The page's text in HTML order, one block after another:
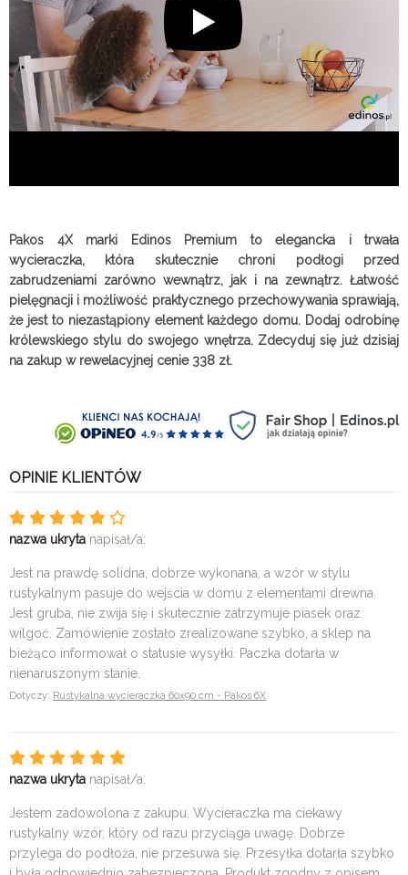
Pakos 4X marki Edinos Premium to elegancka i trwała
wycieraczka, która skutecznie chroni podłogi przed
zabrudzeniami zarówno wewnątrz, jak i na zewnątrz. Łatwość
pielęgnacji i możliwość praktycznego przechowywania sprawiają,
że jest to niezastąpiony element każdego domu. Dodaj odrobinę
królewskiego stylu do swojego wnętrza. Zdecyduj się już dzisiaj
na zakup w rewelacyjnej cenie 338 zł.
OPINIE KLIENTÓW
nazwa ukryta napisał/a:
Jest na prawdę solidna, dobrze wykonana, a wzór w stylu
rustykalnym pasuje do wejścia w domu z elementami drewna.
Jest gruba, nie zwija się i skutecznie zatrzymuje piasek oraz
wilgoć. Zamówienie zostało zrealizowane szybko, a sklep na
bieżąco informował o statusie wysyłki. Paczka dotarła w
nienaruszonym stanie.
Dotyczy: Rustykalna wycieraczka 60x90 cm - Pakos 6X
nazwa ukryta napisał/a:
Jestem zadowolona z zakupu. Wycieraczka ma ciekawy
rustykalny wzór, który od razu przyciąga uwagę. Dobrze
przylega do podłoża, nie przesuwa się. Przesyłka dotarła szybko